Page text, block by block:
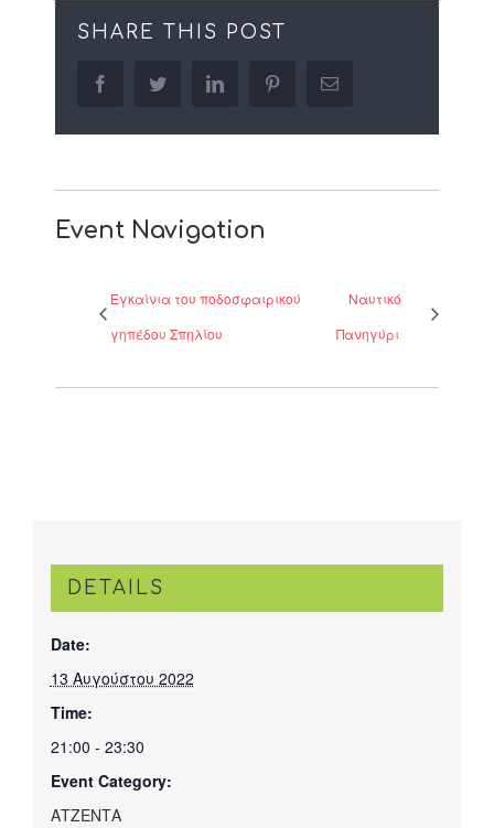
SHARE THIS POST
facebooktwitter linkedin pinterestEmail
Event Navigation
Εγκαίνια του ποδοσφαιρικού
γηπέδου Σπηλίου
Ναυτικό
Πανηγύρι
DETAILS
Date:
13 Αυγούστου 2022
Time:
21:00 - 23:30
Event Category:
ΑΤΖΕΝΤΑ